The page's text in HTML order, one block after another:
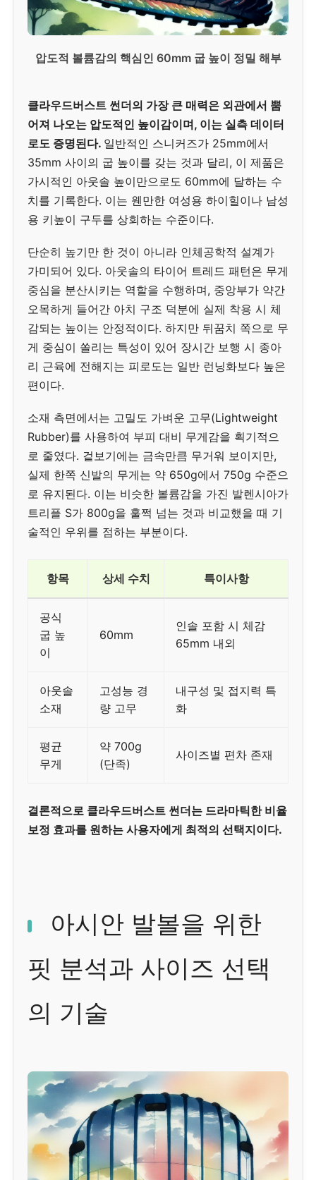
압도적 볼륨감의 핵심인 60mm 굽 높이 정밀 해부
클라우드버스트 썬더의 가장 큰 매력은 외관에서 뿜
어져 나오는 압도적인 높이감이며, 이는 실측 데이터
로도 증명된다. 일반적인 스니커즈가 25mm에서
35mm 사이의 굽 높이를 갖는 것과 달리, 이 제품은
가시적인 아웃솔 높이만으로도 60mm에 달하는 수
치를 기록한다. 이는 웬만한 여성용 하이힐이나 남성
용 키높이 구두를 상회하는 수준이다.
단순히 높기만 한 것이 아니라 인체공학적 설계가
가미되어 있다. 아웃솔의 타이어 트레드 패턴은 무게
중심을 분산시키는 역할을 수행하며, 중앙부가 약간
오목하게 들어간 아치 구조 덕분에 실제 착용 시 체
감되는 높이는 안정적이다. 하지만 뒤꿈치 쪽으로 무
게 중심이 쏠리는 특성이 있어 장시간 보행 시 종아
리 근육에 전해지는 피로도는 일반 런닝화보다 높은
편이다.
소재 측면에서는 고밀도 가벼운 고무(Lightweight
Rubber)를 사용하여 부피 대비 무게감을 획기적으
로 줄였다. 겉보기에는 금속만큼 무거워 보이지만,
실제 한쪽 신발의 무게는 약 650g에서 750g 수준으
로 유지된다. 이는 비슷한 볼륨감을 가진 발렌시아가
트리플 S가 800g을 훌쩍 넘는 것과 비교했을 때 기
술적인 우위를 점하는 부분이다.
항목 상세 수치 특이사항
공식
굽 높
이
60mm
인솔 포함 시 체감
65mm 내외
아웃솔
소재
고성능 경
량 고무
내구성 및 접지력 특
화
평균
무게
약 700g
(단족)
사이즈별 편차 존재
결론적으로 클라우드버스트 썬더는 드라마틱한 비율
보정 효과를 원하는 사용자에게 최적의 선택지이다.
아시안 발볼을 위한
핏 분석과 사이즈 선택
의 기술